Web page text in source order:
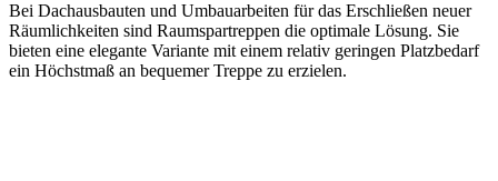
Bei Dachausbauten und Umbauarbeiten für das Erschließen neuer
Räumlichkeiten sind Raumspartreppen die optimale Lösung. Sie
bieten eine elegante Variante mit einem relativ geringen Platzbedarf
ein Höchstmaß an bequemer Treppe zu erzielen.